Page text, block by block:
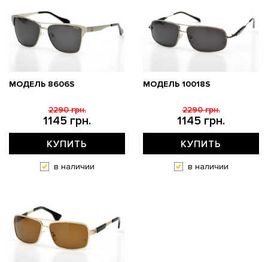
МОДЕЛЬ 8606S
1145 грн.
2290 грн.
КУПИТЬ
в наличии
МОДЕЛЬ 10018S
1145 грн.
2290 грн.
КУПИТЬ
в наличии